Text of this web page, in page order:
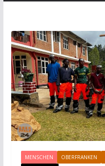
MENSCHEN OBERFRANKEN